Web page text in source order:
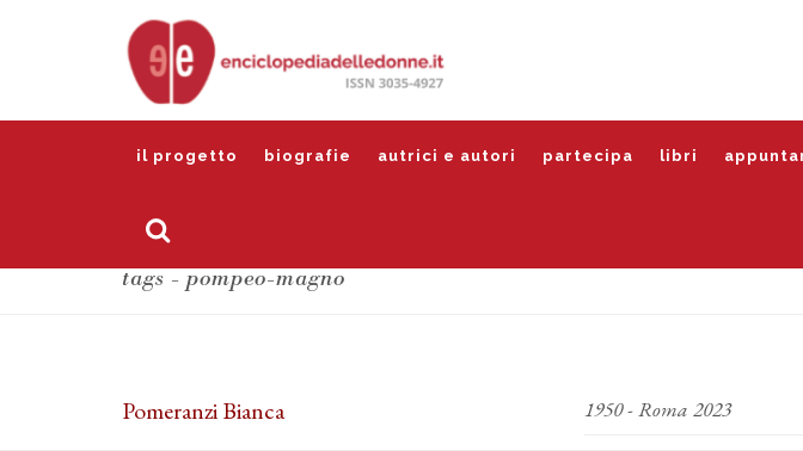
il progetto biografie autrici e autori partecipa libri
tags - pompeo-magno
Pomeranzi Bianca 1950 - Roma 2023